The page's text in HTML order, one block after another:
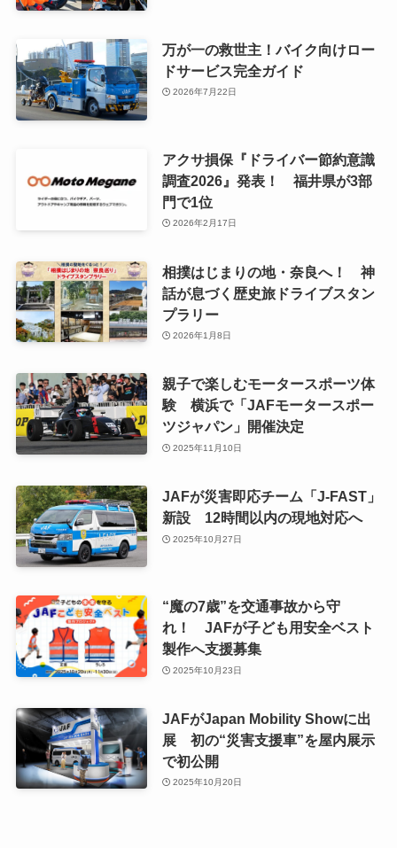
万が一の救世主！バイク向けロー
ドサービス完全ガイド
2026年7月22日
アクサ損保『ドライバー節約意識
調査2026』発表！ 福井県が3部
門で1位
2026年2月17日
相撲はじまりの地・奈良へ！ 神
話が息づく歴史旅ドライブスタン
プラリー
2026年1月8日
親子で楽しむモータースポーツ体
験 横浜で「JAFモータースポー
ツジャパン」開催決定
2025年11月10日
JAFが災害即応チーム「J-FAST」
新設 12時間以内の現地対応へ
2025年10月27日
“魔の7歳”を交通事故から守
れ！ JAFが子ども用安全ベスト
製作へ支援募集
2025年10月23日
JAFがJapan Mobility Showに出
展 初の“災害支援車”を屋内展示
で初公開
2025年10月20日